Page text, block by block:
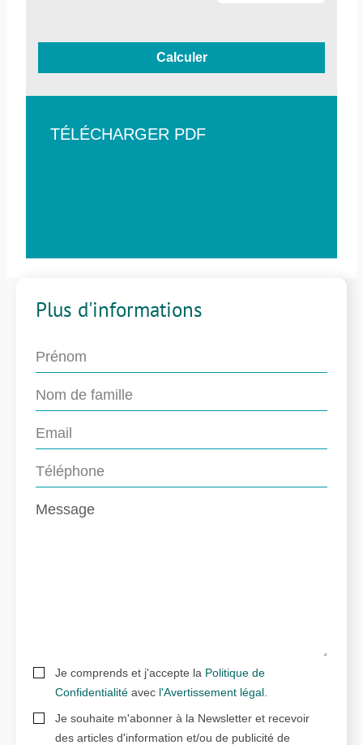
Calculer
TÉLÉCHARGER PDF
Plus d'informations
Je comprends et j'accepte la Politique de
Confidentialité avec l'Avertissement légal
Je souhaite m'abonner à la Newsletter et recevoir
des articles d'information et/ou de publicité de